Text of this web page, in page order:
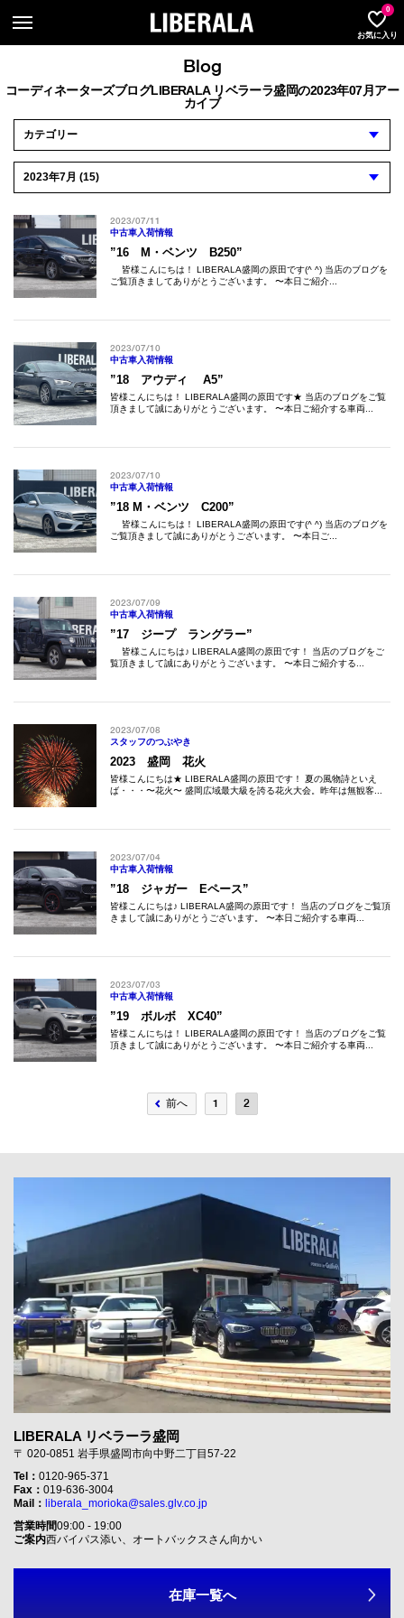
お気に入り
0
Blog
コーディネーターズブログLIBERALA リベラーラ盛岡の2023年07月アー
カイブ
2023/07/11
中古車入荷情報
”16 M・ベンツ B250”
皆様こんにちは！ LIBERALA盛岡の原田です(^ ^) 当店のブログを
ご覧頂きましてありがとうございます。 〜本日ご紹介...
2023/07/10
中古車入荷情報
”18 アウディ A5”
皆様こんにちは！ LIBERALA盛岡の原田です★ 当店のブログをご覧
頂きまして誠にありがとうございます。 〜本日ご紹介する車両...
2023/07/10
中古車入荷情報
”18 M・ベンツ C200”
皆様こんにちは！ LIBERALA盛岡の原田です(^ ^) 当店のブログを
ご覧頂きまして誠にありがとうございます。 〜本日ご...
2023/07/09
中古車入荷情報
”17 ジープ ラングラー”
皆様こんにちは♪ LIBERALA盛岡の原田です！ 当店のブログをご
覧頂きまして誠にありがとうございます。 〜本日ご紹介する...
2023/07/08
スタッフのつぶやき
2023 盛岡 花火
皆様こんにちは★ LIBERALA盛岡の原田です！ 夏の風物詩といえ
ば・・・〜花火〜 盛岡広域最大級を誇る花火大会。昨年は無観客...
2023/07/04
中古車入荷情報
”18 ジャガー Eペース”
皆様こんにちは♪ LIBERALA盛岡の原田です！ 当店のブログをご覧頂
きまして誠にありがとうございます。 〜本日ご紹介する車両...
2023/07/03
中古車入荷情報
”19 ボルボ XC40”
皆様こんにちは！ LIBERALA盛岡の原田です！ 当店のブログをご覧
頂きまして誠にありがとうございます。 〜本日ご紹介する車両...
前へ 1 2
LIBERALA リベラーラ盛岡
〒 020-0851 岩手県盛岡市向中野二丁目57-22
Tel： 0120-965-371
Fax： 019-636-3004
Mail： liberala_morioka@sales.glv.co.jp
営業時間09:00 - 19:00
ご案内西バイパス添い、オートバックスさん向かい
在庫一覧へ